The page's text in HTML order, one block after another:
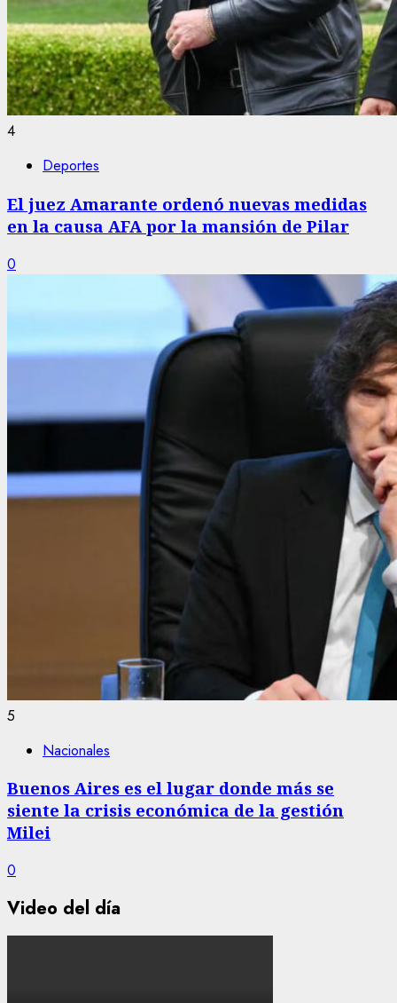
4
Deportes
El juez Amarante ordenó nuevas medidas
en la causa AFA por la mansión de Pilar
0
5
Nacionales
Buenos Aires es el lugar donde más se
siente la crisis económica de la gestión
Milei
0
Video del día